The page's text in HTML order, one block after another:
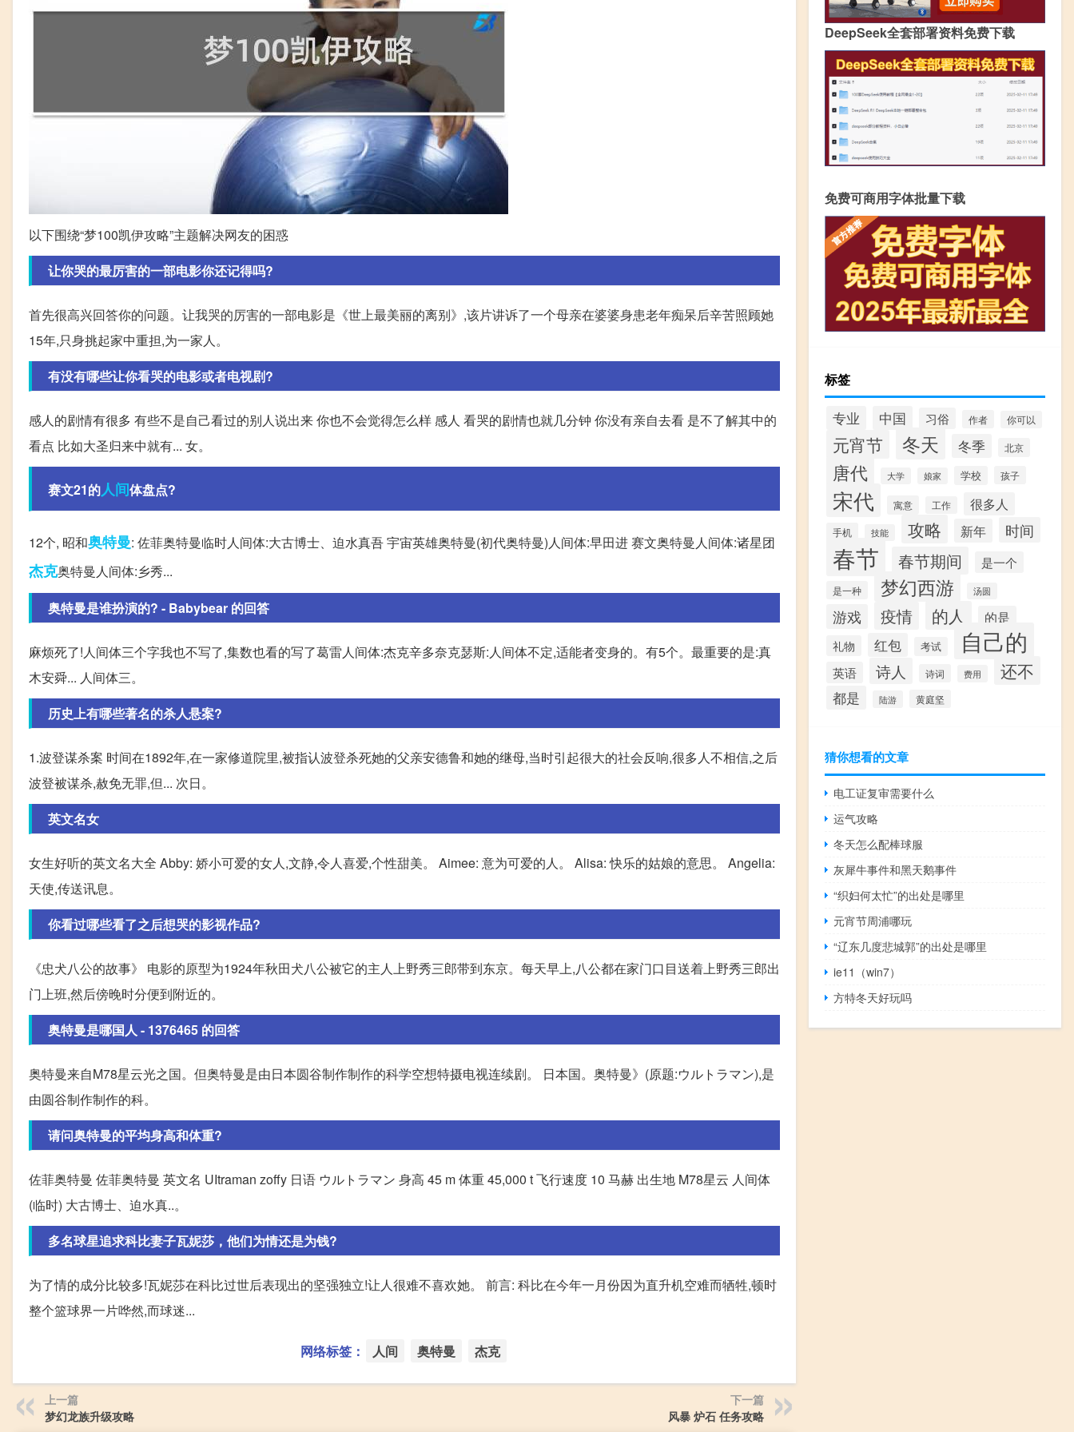
以下围绕“梦100凯伊攻略”主题解决网友的困惑
让你哭的最厉害的一部电影你还记得吗?
首先很高兴回答你的问题。让我哭的厉害的一部电影是《世上最美丽的离别》,该片讲诉了一个母亲在婆婆身患老年痴呆后辛苦照顾她
15年,只身挑起家中重担,为一家人。
有没有哪些让你看哭的电影或者电视剧?
感人的剧情有很多 有些不是自己看过的别人说出来 你也不会觉得怎么样 感人 看哭的剧情也就几分钟 你没有亲自去看 是不了解其中的
看点 比如大圣归来中就有... 女。
赛文21的人间体盘点?
12个, 昭和奥特曼: 佐菲奥特曼临时人间体:大古博士、迫水真吾 宇宙英雄奥特曼(初代奥特曼)人间体:早田进 赛文奥特曼人间体:诸星团
杰克奥特曼人间体:乡秀...
奥特曼是谁扮演的? - Babybear 的回答
麻烦死了!人间体三个字我也不写了,集数也看的写了葛雷人间体:杰克辛多奈克瑟斯:人间体不定,适能者变身的。有5个。最重要的是:真
木安舜... 人间体三。
历史上有哪些著名的杀人悬案?
1.波登谋杀案 时间在1892年,在一家修道院里,被指认波登杀死她的父亲安德鲁和她的继母,当时引起很大的社会反响,很多人不相信,之后
波登被谋杀,赦免无罪,但... 次日。
英文名女
女生好听的英文名大全 Abby: 娇小可爱的女人,文静,令人喜爱,个性甜美。 Aimee: 意为可爱的人。 Alisa: 快乐的姑娘的意思。 Angelia:
天使,传送讯息。
你看过哪些看了之后想哭的影视作品?
《忠犬八公的故事》 电影的原型为1924年秋田犬八公被它的主人上野秀三郎带到东京。每天早上,八公都在家门口目送着上野秀三郎出
门上班,然后傍晚时分便到附近的。
奥特曼是哪国人 - 1376465 的回答
奥特曼来自M78星云光之国。但奥特曼是由日本圆谷制作制作的科学空想特摄电视连续剧。 日本国。奥特曼》(原题:ウルトラマン),是
由圆谷制作制作的科。
请问奥特曼的平均身高和体重?
佐菲奥特曼 佐菲奥特曼 英文名 UItraman zoffy 日语 ウルトラマン 身高 45 m 体重 45,000 t 飞行速度 10 马赫 出生地 M78星云 人间体
(临时) 大古博士、迫水真..。
多名球星追求科比妻子瓦妮莎，他们为情还是为钱?
为了情的成分比较多!瓦妮莎在科比过世后表现出的坚强独立!让人很难不喜欢她。 前言: 科比在今年一月份因为直升机空难而牺牲,顿时
整个篮球界一片哗然,而球迷...
网络标签： 人间 奥特曼 杰克
上一篇
梦幻龙族升级攻略
下一篇
风暴 炉石 任务攻略
DeepSeek全套部署资料免费下载
免费可商用字体批量下载
标签
专业 中国 习俗 作者 你可以
元宵节 冬天 冬季 北京
唐代 大学 娘家 学校 孩子
宋代 寓意 工作 很多人
手机 技能 攻略 新年 时间
春节 春节期间 是一个
是一种 梦幻西游 汤圆
游戏 疫情 的人 的是
礼物 红包 考试 自己的
英语 诗人 诗词 费用 还不
都是 陆游 黄庭坚
猜你想看的文章
电工证复审需要什么
运气攻略
冬天怎么配棒球服
灰犀牛事件和黑天鹅事件
“织妇何太忙”的出处是哪里
元宵节周浦哪玩
“辽东几度悲城郭”的出处是哪里
ie11（win7）
方特冬天好玩吗